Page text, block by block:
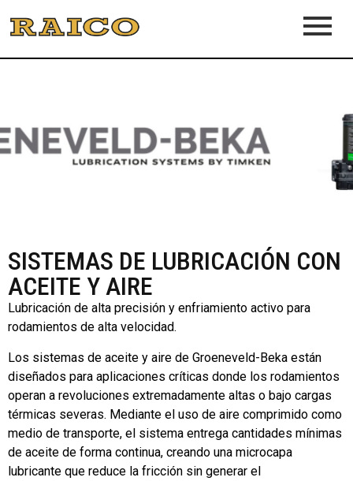
SISTEMAS DE LUBRICACIÓN CON
ACEITE Y AIRE
Lubricación de alta precisión y enfriamiento activo para
rodamientos de alta velocidad.
Los sistemas de aceite y aire de Groeneveld-Beka están
diseñados para aplicaciones críticas donde los rodamientos
operan a revoluciones extremadamente altas o bajo cargas
térmicas severas. Mediante el uso de aire comprimido como
medio de transporte, el sistema entrega cantidades mínimas
de aceite de forma continua, creando una microcapa
lubricante que reduce la fricción sin generar el